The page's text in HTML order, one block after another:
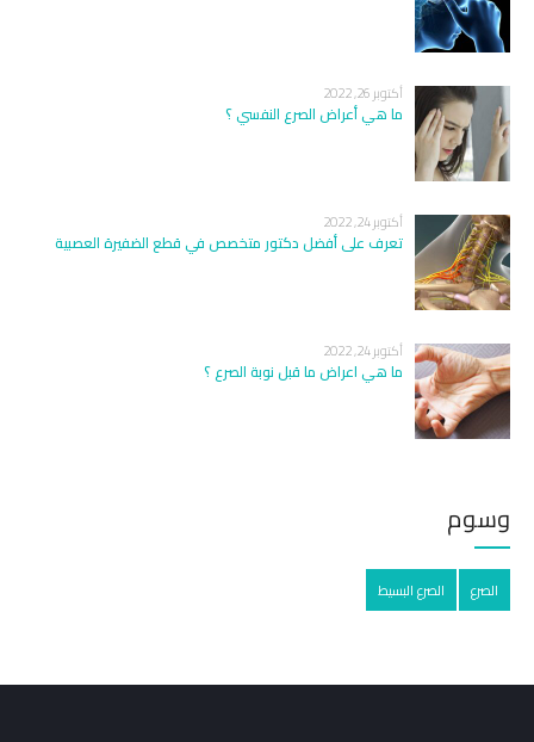
أكتوبر 26, 2022
ما هي أعراض الصرع النفسي ؟
أكتوبر 24, 2022
تعرف على أفضل دكتور متخصص في قطع الضفيرة العصبية
أكتوبر 24, 2022
ما هي اعراض ما قبل نوبة الصرع ؟
وسوم
الصرع الصرع البسيط